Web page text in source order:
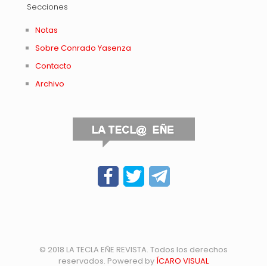
Secciones
Notas
Sobre Conrado Yasenza
Contacto
Archivo
© 2018 LA TECLA EÑE REVISTA. Todos los derechos
reservados. Powered by ÍCARO VISUAL